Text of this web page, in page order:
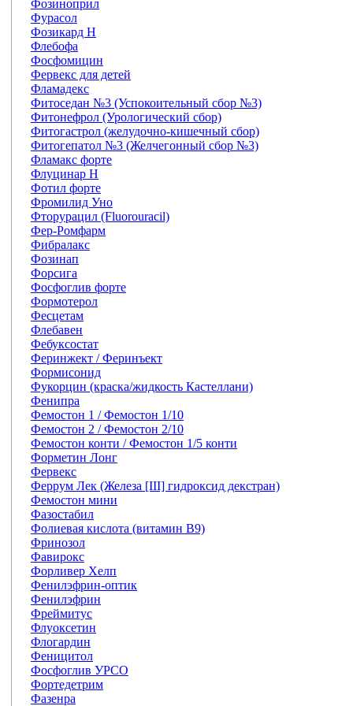
Фозиноприл
Фурасол
Фозикард Н
Флебофа
Фосфомицин
Фервекс для детей
Фламадекс
Фитоседан №3 (Успокоительный сбор №3)
Фитонефрол (Урологический сбор)
Фитогастрол (желудочно-кишечный сбор)
Фитогепатол №3 (Желчегонный сбор №3)
Фламакс форте
Флуцинар Н
Фотил форте
Фромилид Уно
Фторурацил (Fluorouracil)
Фер-Ромфарм
Фибралакс
Фозинап
Форсига
Фосфоглив форте
Формотерол
Фесцетам
Флебавен
Фебуксостат
Феринжект / Феринъект
Формисонид
Фукорцин (краска/жидкость Кастеллани)
Фенипра
Фемостон 1 / Фемостон 1/10
Фемостон 2 / Фемостон 2/10
Фемостон конти / Фемостон 1/5 конти
Форметин Лонг
Фервекс
Феррум Лек (Железа [III] гидроксид декстран)
Фемостон мини
Фазостабил
Фолиевая кислота (витамин В9)
Фринозол
Фавирокс
Форливер Хелп
Фенилэфрин-оптик
Фенилэфрин
Фреймитус
Флуоксетин
Флогардин
Феницитол
Фосфоглив УРСО
Фортедетрим
Фазенра